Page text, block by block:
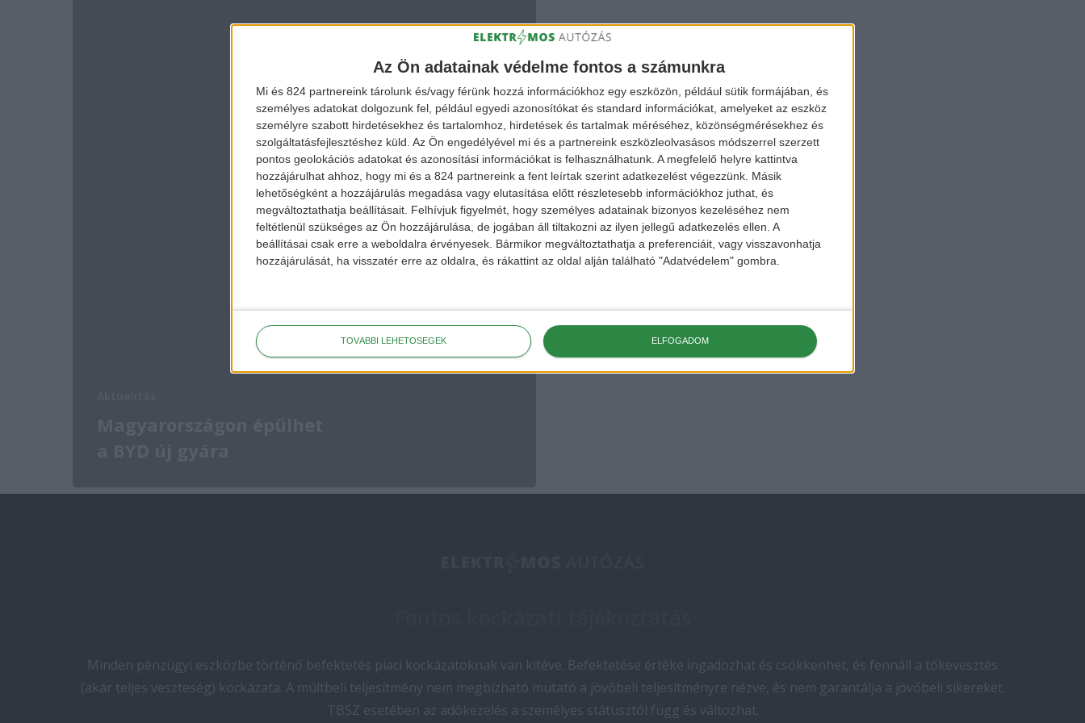
Az Ön adatainak védelme fontos a számunkra
Mi és 824 partnereink tárolunk és/vagy férünk hozzá információkhoz egy eszközön, például sütik formájában, és
személyes adatokat dolgozunk fel, például egyedi azonosítókat és standard információkat, amelyeket az eszköz
személyre szabott hirdetésekhez és tartalomhoz, hirdetések és tartalmak méréséhez, közönségmérésekhez és
szolgáltatásfejlesztéshez küld. Az Ön engedélyével mi és a partnereink eszközleolvasásos módszerrel szerzett
pontos geolokációs adatokat és azonosítási információkat is felhasználhatunk. A megfelelő helyre kattintva
hozzájárulhat ahhoz, hogy mi és a 824 partnereink a fent leírtak szerint adatkezelést végezzünk. Másik
lehetőségként a hozzájárulás megadása vagy elutasítása előtt részletesebb információkhoz juthat, és
megváltoztathatja beállításait. Felhívjuk figyelmét, hogy személyes adatainak bizonyos kezeléséhez nem
feltétlenül szükséges az Ön hozzájárulása, de jogában áll tiltakozni az ilyen jellegű adatkezelés ellen. A
beállításai csak erre a weboldalra érvényesek. Bármikor megváltoztathatja a preferenciáit, vagy visszavonhatja
hozzájárulását, ha visszatér erre az oldalra, és rákattint az oldal alján található "Adatvédelem" gombra.
TOVÁBBI LEHETŐSÉGEK ELFOGADOM
Minden pénzügyi eszközbe történő befektetés piaci kockázatoknak van kitéve. Befektetése értéke ingadozhat és csökkenhet, és fennáll a tőkevesztés
(akár teljes veszteség) kockázata. A múltbeli teljesítmény nem megbízható mutató a jövőbeli teljesítményre nézve, és nem garantálja a jövőbeli sikereket.
TBSZ esetében az adókezelés a személyes státusztól függ és változhat.